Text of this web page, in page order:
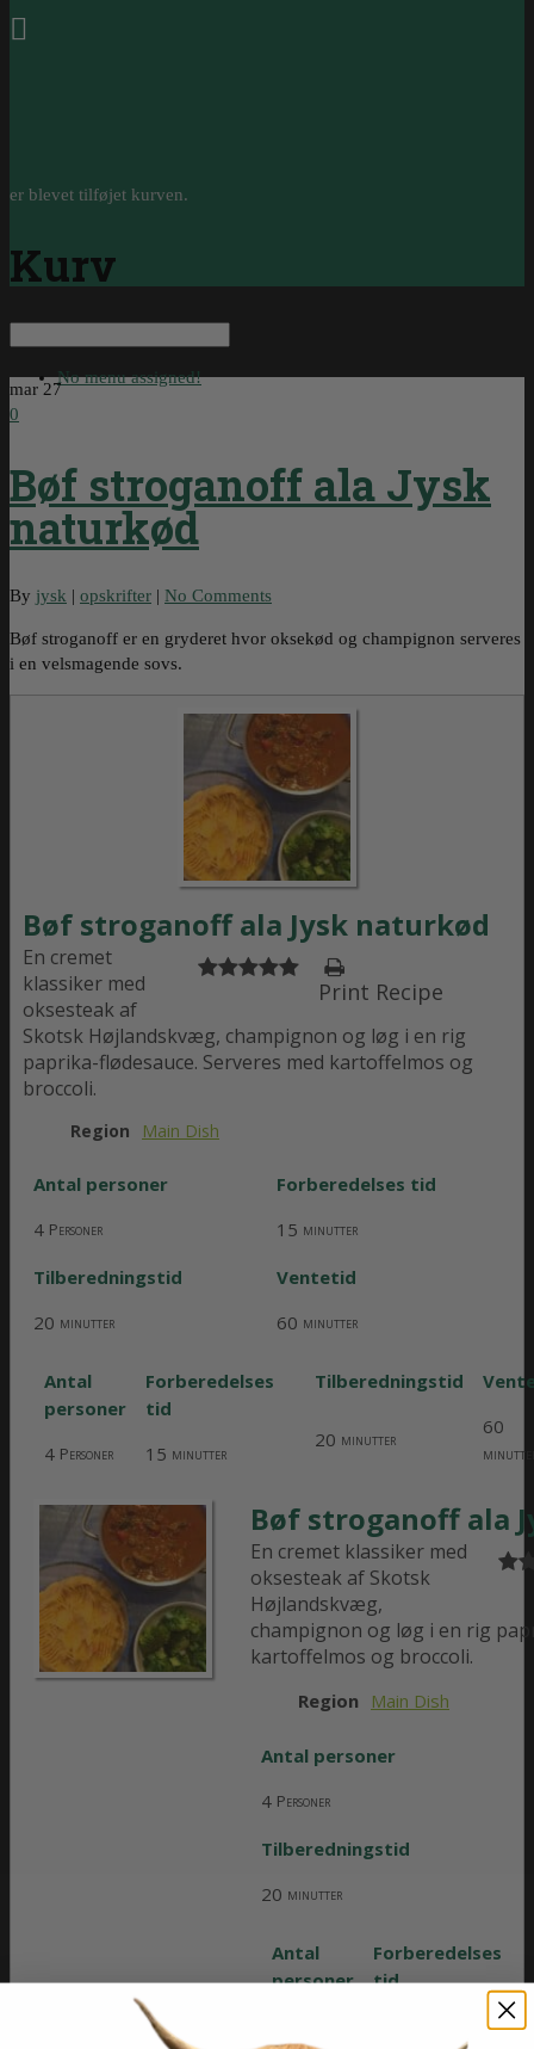
er blevet tilføjet kurven.
Kurv
No menu assigned!
mar 27
0
Bøf stroganoff ala Jysk
naturkød
By jysk | opskrifter | No Comments
Bøf stroganoff er en gryderet hvor oksekød og champignon serveres
i en velsmagende sovs.
Bøf stroganoff ala Jysk naturkød
Print Recipe
En cremet
klassiker med
oksesteak af
Skotsk Højlandskvæg, champignon og løg i en rig
paprika-flødesauce. Serveres med kartoffelmos og
broccoli.
Region Main Dish
Antal personer
Forberedelses tid
4 Personer 15 minutter
Tilberedningstid
Ventetid
20 minutter 60 minutter
Antal
personer
Forberedelses
tid
4 Personer 15 minutter
Tilberedningstid
20 minutter
60
Bøf stroganoff ala
En cremet klassiker med
oksesteak af Skotsk
Højlandskvæg,
champignon og løg i en rig
kartoffelmos og broccoli.
Region Main Dish
Antal personer
4 Personer
Tilberedningstid
20 minutter
Antal
personer
Forberedelses
tid